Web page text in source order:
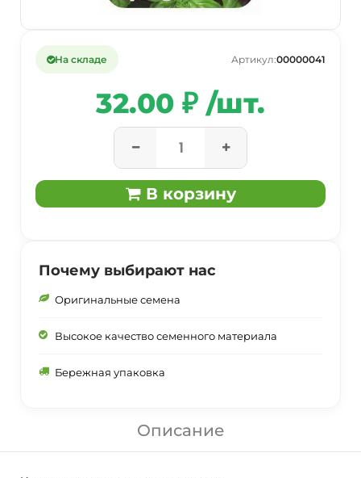
На складе Артикул:00000041
32.00 ₽ /шт.
В корзину
Почему выбирают нас
Оригинальные семена
Высокое качество семенного материала
Бережная упаковка
Описание